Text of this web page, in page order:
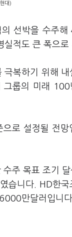
대)
선박을 수주해
적도 큰 폭으로
복하기 위해
룹의 미래
로 설정될 전망
주 목표 조기
습니다. HD한
만달러입니